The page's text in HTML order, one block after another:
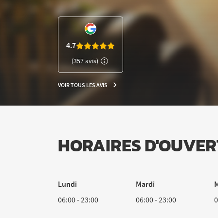
TÉLÉPHONE
CLUB
L'APPART
FITNESS
4.7
(357 avis)
VOIR TOUS LES AVIS
VOIR
TOUS
LES
HORAIRES
Lundi
06:00-23:00
Mardi
06:00-23:00